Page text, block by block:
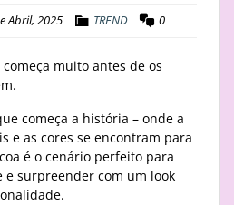
Abril, 2025 TREND 0
muito antes de os
começa a história – onde a
e as cores se encontram para
é o cenário perfeito para
e surpreender com um look